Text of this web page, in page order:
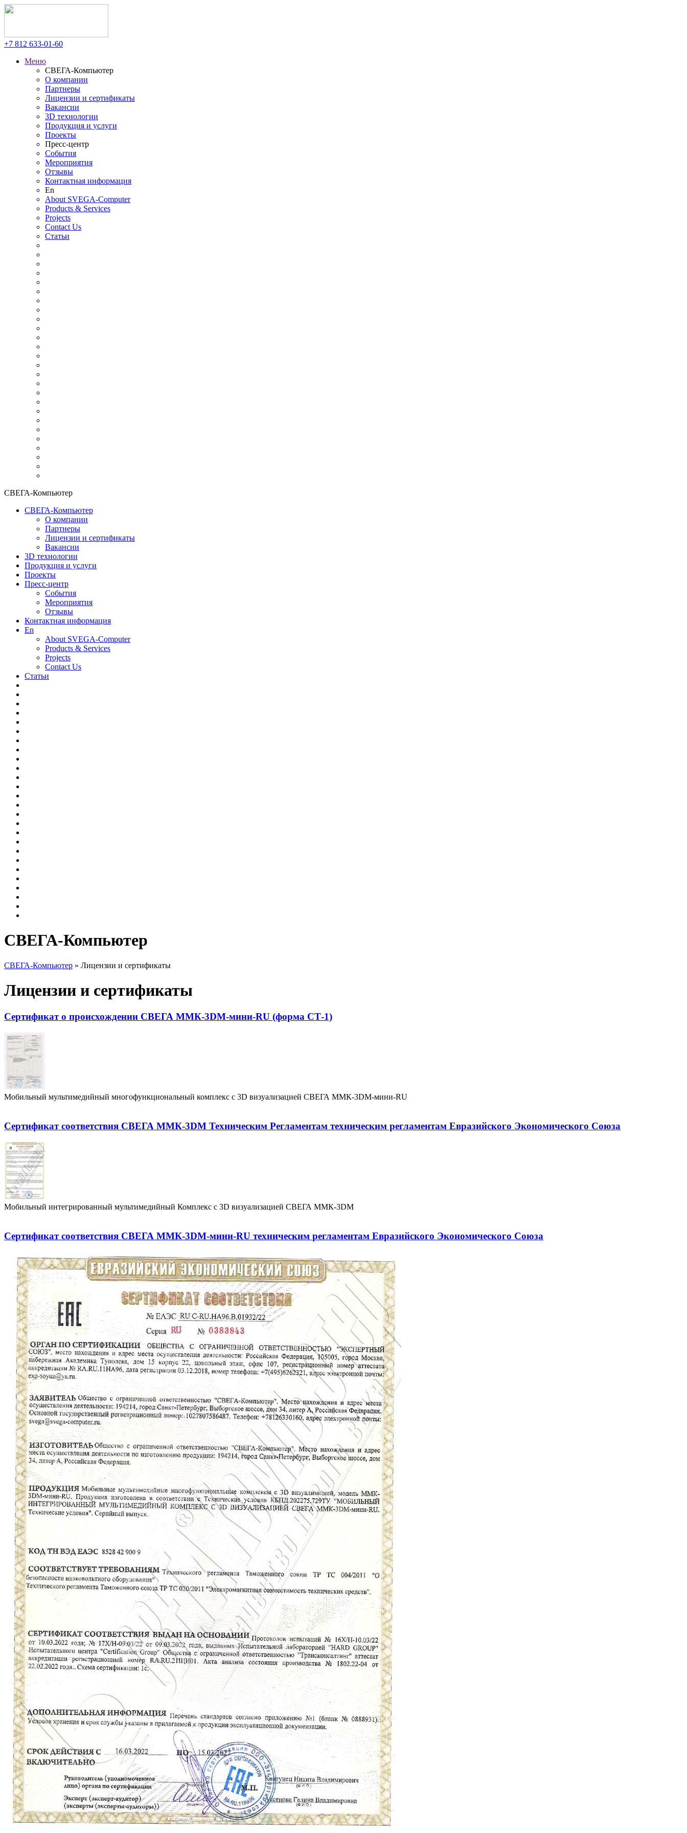
+7 812 633-01-60
Меню
СВЕГА-Компьютер
О компании
Партнеры
Лицензии и сертификаты
Вакансии
3D технологии
Продукция и услуги
Проекты
Пресс-центр
События
Мероприятия
Отзывы
Контактная информация
En
About SVEGA-Computer
Products & Services
Projects
Contact Us
Статьи
СВЕГА-Компьютер
СВЕГА-Компьютер
О компании
Партнеры
Лицензии и сертификаты
Вакансии
3D технологии
Продукция и услуги
Проекты
Пресс-центр
События
Мероприятия
Отзывы
Контактная информация
En
About SVEGA-Computer
Products & Services
Projects
Contact Us
Статьи
СВЕГА-Компьютер
СВЕГА-Компьютер » Лицензии и сертификаты
Лицензии и сертификаты
Сертификат о происхождении СВЕГА ММК-3DM-мини-RU (форма СТ-1)
Мобильный мультимедийный многофункциональный комплекс с 3D визуализацией СВЕГА ММК-3DM-мини-RU
Сертификат соответствия СВЕГА ММК-3DM Техническим Регламентам техническим регламентам Евразийского Экономического Союза
Мобильный интегрированный мультимедийный Комплекс с 3D визуализацией СВЕГА ММК-3DM
Сертификат соответствия СВЕГА ММК-3DM-мини-RU техническим регламентам Евразийского Экономического Союза